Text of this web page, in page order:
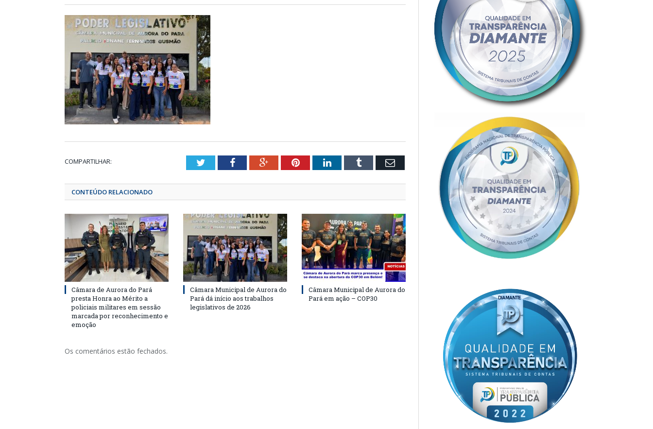
COMPARTILHAR: TwitterFacebookGoogle+PinterestLinkedInTumblr Email
CONTEÚDO RELACIONADO
Câmara de Aurora do Pará
presta Honra ao Mérito a
policiais militares em sessão
marcada por reconhecimento e
emoção
Câmara Municipal de Aurora do
Pará dá início aos trabalhos
legislativos de 2026
Câmara Municipal de Aurora do
Pará em ação – COP30
Os comentários estão fechados.